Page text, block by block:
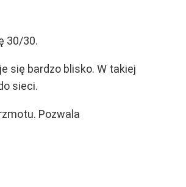
30/30.
się bardzo blisko. W takiej
sieci.
Pozwala